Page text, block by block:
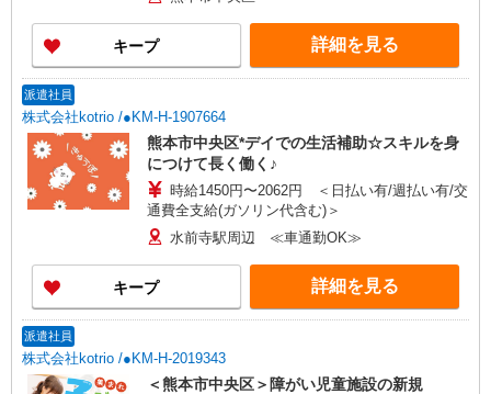
キープ 詳細を見る
派遣社員
株式会社kotrio /●KM-H-1907664
熊本市中央区*デイでの生活補助☆スキルを身
につけて長く働く♪
時給1450円〜2062円 ＜日払い有/週払い有/交
通費全支給(ガソリン代含む)＞
水前寺駅周辺 ≪車通勤OK≫
キープ 詳細を見る
派遣社員
株式会社kotrio /●KM-H-2019343
＜熊本市中央区＞障がい児童施設の新規